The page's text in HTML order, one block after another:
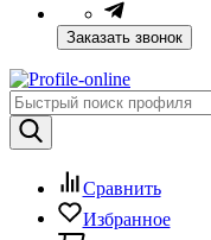
Заказать звонок
Сравнить
Избранное